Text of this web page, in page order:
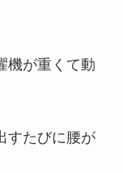
機が重くて動
すたびに腰が